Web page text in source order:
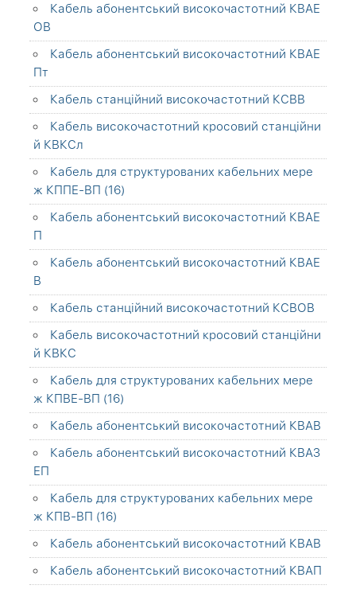
Кабель абонентський високочастотний КВАЕ
ОВ
Кабель абонентський високочастотний КВАЕ
Пт
Кабель станційний високочастотний КСВВ
Кабель високочастотний кросовий станційни
й КВКСл
Кабель для структурованих кабельних мере
ж КППЕ-ВП (16)
Кабель абонентський високочастотний КВАЕ
П
Кабель абонентський високочастотний КВАЕ
В
Кабель станційний високочастотний КСВОВ
Кабель високочастотний кросовий станційни
й КВКС
Кабель для структурованих кабельних мере
ж КПВЕ-ВП (16)
Кабель абонентський високочастотний КВАВ
Кабель абонентський високочастотний КВАЗ
ЕП
Кабель для структурованих кабельних мере
ж КПВ-ВП (16)
Кабель абонентський високочастотний КВАВ
Кабель абонентський високочастотний КВАП